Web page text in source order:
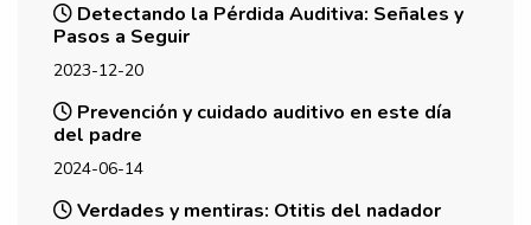
Detectando la Pérdida Auditiva: Señales y
Pasos a Seguir
2023-12-20
Prevención y cuidado auditivo en este día
del padre
2024-06-14
Verdades y mentiras: Otitis del nadador